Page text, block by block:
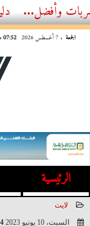
الجمعة ، 7 أغسطس 2026 07:52 صـ
الرئيسية
لايت
السبت، 10 يونيو 2023